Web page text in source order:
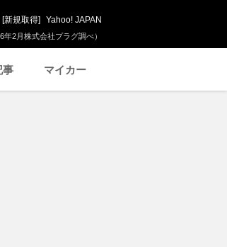
2月株式会社プラグ調べ）
[新規取得] Yahoo! JAPAN
事 マイカー